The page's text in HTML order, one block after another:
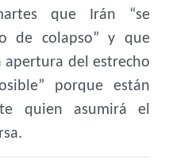
que Irán “se
de colapso” y que
del estrecho
porque están
quien asumirá el